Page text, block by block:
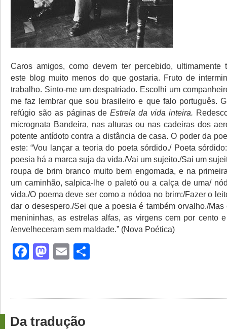
Caros amigos, como devem ter percebido, ultimamente
este blog muito menos do que gostaria. Fruto de
trabalho. Sinto-me um despatriado. Escolhi um
me faz lembrar que sou brasileiro e que falo português.
refúgio são as páginas deEstrela da vida inteira.
micrognata Bandeira, nas alturas ou nas cadeiras dos
potente antídoto contra a distância de casa. O poder da
este: “Vou lançar a teoria do poeta sórdido./ Poeta
poesia há a marca suja da vida./Vai um sujeito./Sai um
roupa de brim branco muito bem engomada, e na
um caminhão, salpica-lhe o paletó ou a calça de uma/
vida./O poema deve ser como a nódoa no brim:/Fazer o
dar o desespero./Sei que a poesia é também orvalho./
menininhas, as estrelas alfas, as virgens cem por cento
/envelheceram sem maldade.” (Nova Poética)
Facebook
Mastodon
Email
Da tradução